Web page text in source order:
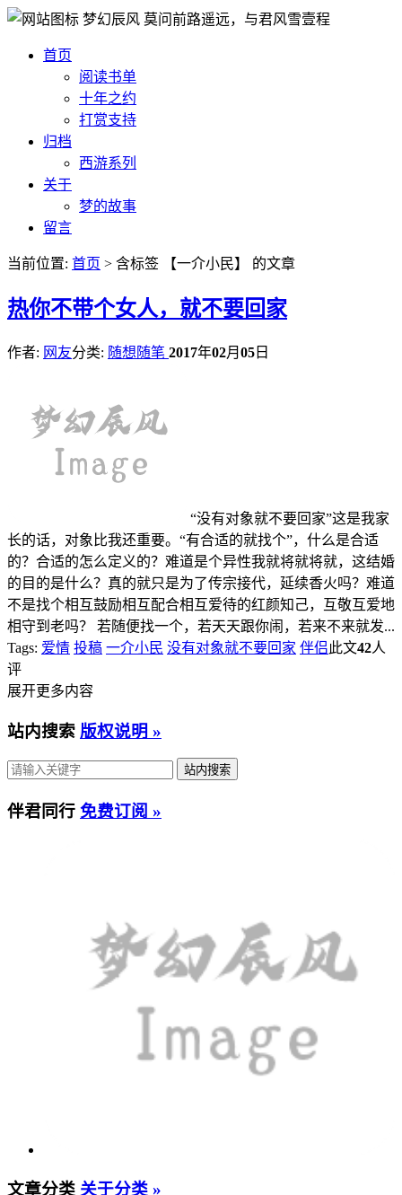
梦幻辰风 莫问前路遥远，与君风雪壹程
首页
阅读书单
十年之约
打赏支持
归档
西游系列
关于
梦的故事
留言
当前位置: 首页 > 含标签 【一介小民】 的文章
热你不带个女人，就不要回家
作者: 网友分类: 随想随笔 2017年02月 05 日
“没有对象就不要回家”这是我家
长的话，对象比我还重要。“有合适的就找个”，什么是合适
的？合适的怎么定义的？难道是个异性我就将就将就，这结婚
的目的是什么？真的就只是为了传宗接代，延续香火吗？难道
不是找个相互鼓励相互配合相互爱待的红颜知己，互敬互爱地
相守到老吗？ 若随便找一个，若天天跟你闹，若来不来就发...
Tags: 爱情 投稿 一介小民 没有对象就不要回家 伴侣此文42人
评
展开更多内容
站内搜索 版权说明 »
伴君同行 免费订阅 »
文章分类 关于分类 »